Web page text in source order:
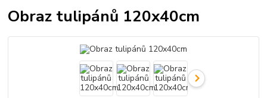
Obraz tulipánů 120x40cm